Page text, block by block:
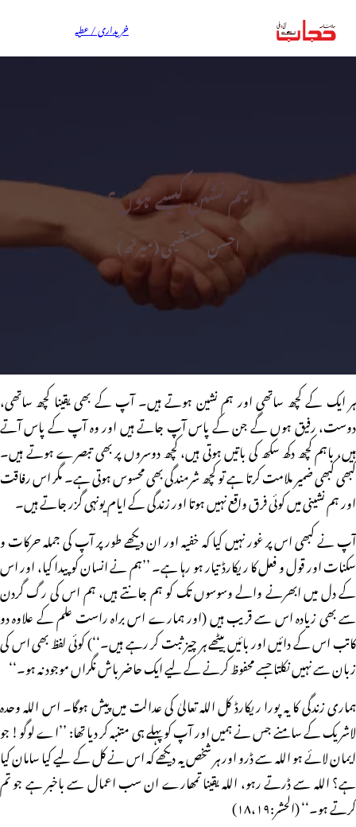
خریداری / عطیہ
ہم نشین کیسے ہوں؟
احسن مستقیمی (میرٹھ)
ہر ایک کے کچھ ساتھی اور ہم نشین ہوتے ہیں۔ آپ کے بھی یقینا کچھ ساتھی،
دوست، رفیق ہوں گے جن کے پاس آپ جاتے ہیں اور وہ آپ کے پاس آتے
ہیں، باہم کچھ دکھ سکھ کی باتیں ہوتی ہیں، کچھ دوسروں پر بھی تبصرے ہوتے ہیں۔
کبھی کبھی ضمیر ملامت کرتا ہے تو کچھ شرمندگی بھی محسوس ہوتی ہے۔ مگر اس رفاقت
اور ہم نشینی میں کوئی فرق واقع نہیں ہوتا اور زندگی کے ایام یونہی گزر جاتے ہیں۔
آپ نے کبھی اس پر غور نہیں کیا کہ خفیہ اور ان دیکھے طور پر آپ کی جملہ حرکات و
سکنات اور قول و فعل کا ریکارڈ تیار ہو رہا ہے۔ ’’ہم نے انسان کو پیدا کیا، اور اس
کے دل میں ابھرنے والے وسوسوں تک کو ہم جانتے ہیں، ہم اس کی رگ گردن
سے بھی زیادہ اس سے قریب ہیں (اور ہمارے اس براہ راست علم کے علاوہ دو
کاتب اس کے دائیں اور بائیں بیٹھے ہر چیز ثبت کر رہے ہیں۔‘‘) کوئی لفظ بھی اس کی
زبان سے نہیں نکلتا جسے محفوظ کرنے کے لیے ایک حاضر باش نگراں موجود نہ ہو۔‘‘
ہماری زندگی کا یہ پورا ریکارڈ کل اللہ تعالیٰ کی عدالت میں پیش ہوگا۔ اس اللہ وحدہ
لاشریک کے سامنے جس نے ہمیں اور آپ کو پہلے ہی متنبہ کر دیا تھا: ’’اے لوگو! جو
ایمان لائے ہو اللہ سے ڈرو اور ہر شخص یہ دیکھے کہ اس نے کل کے لیے کیا سامان کیا
ہے؟ اللہ سے ڈرتے رہو، اللہ یقینا تمھارے ان سب اعمال سے باخبر ہے جو تم
کرتے ہو۔‘‘ (الحشر:۱۸،۱۹)